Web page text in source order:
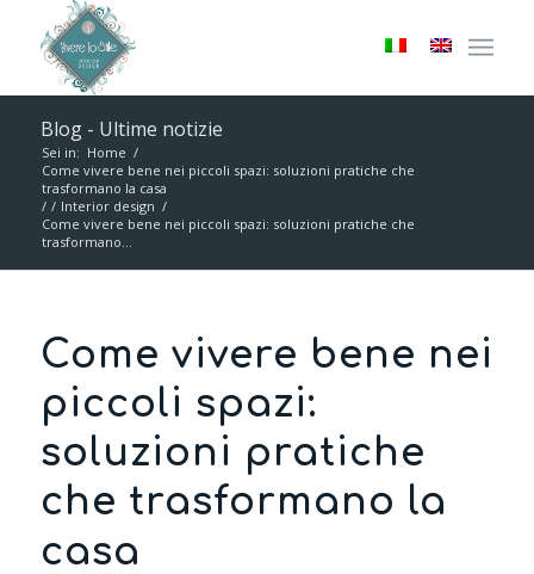
Blog - Ultime notizie
Sei in: Home /
Come vivere bene nei piccoli spazi: soluzioni pratiche che
trasformano la casa
/ / Interior design /
Come vivere bene nei piccoli spazi: soluzioni pratiche che
trasformano...
Come vivere bene nei
piccoli spazi:
soluzioni pratiche
che trasformano la
casa